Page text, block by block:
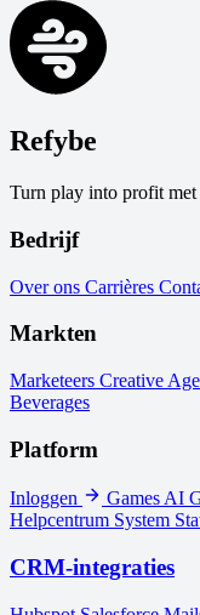
Refybe
Turn play into profit met
Bedrijf
Over ons Carrières
Markten
Marketeers Creative
Beverages
Platform
Inloggen GamesAI
Helpcentrum System
CRM-integraties